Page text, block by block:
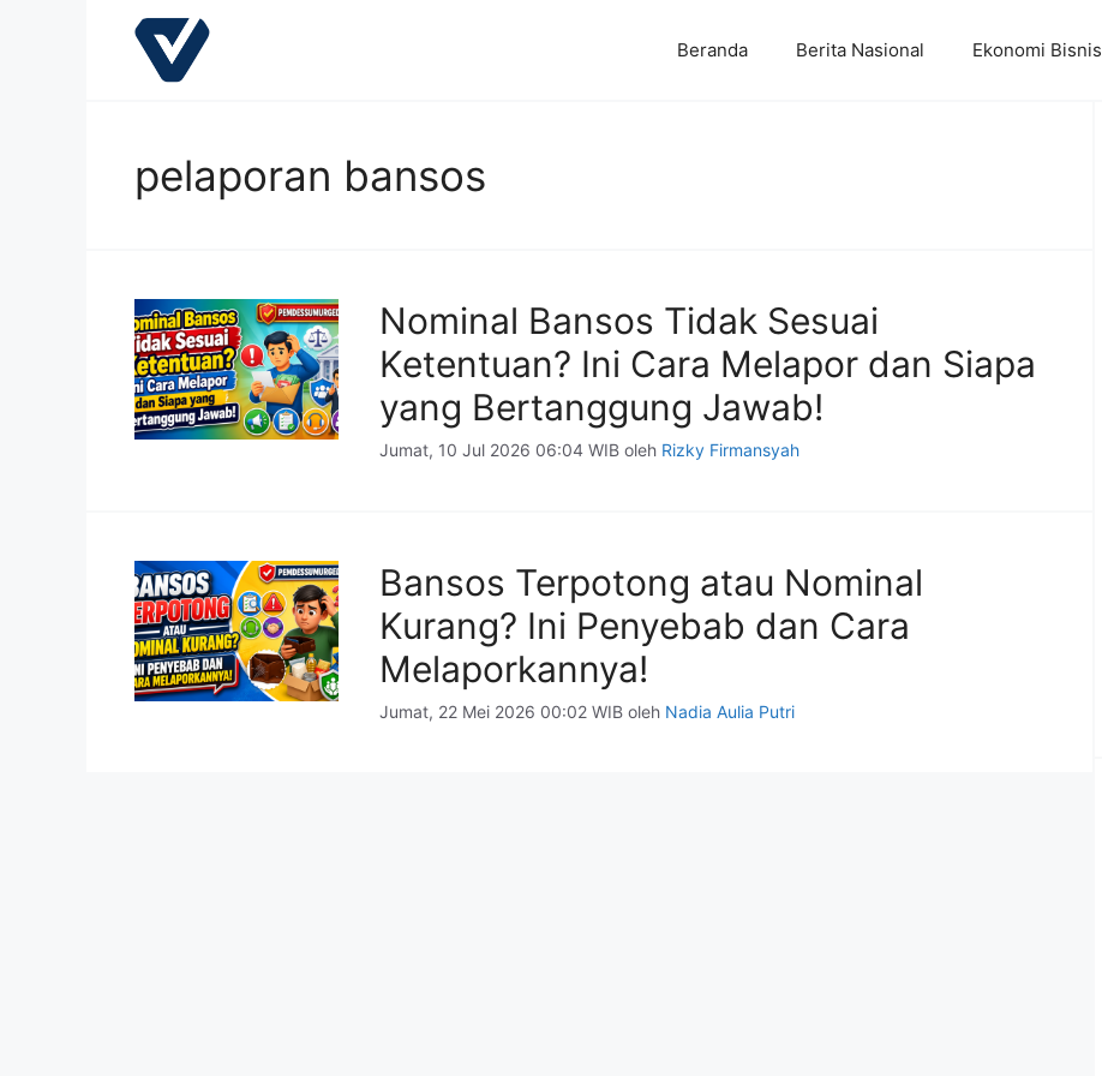
Beranda Berita Nasional Ekonomi Bisnis
pelaporan bansos
Nominal Bansos Tidak Sesuai
Ketentuan? Ini Cara Melapor dan Siapa
yang Bertanggung Jawab!
Jumat, 10 Jul 2026 06:04 WIB oleh Rizky Firmansyah
Bansos Terpotong atau Nominal
Kurang? Ini Penyebab dan Cara
Melaporkannya!
Jumat, 22 Mei 2026 00:02 WIB oleh Nadia Aulia Putri